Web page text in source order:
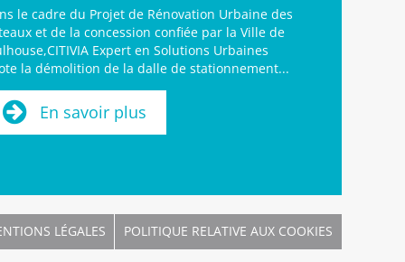
le cadre du Projet de Rénovation Urbaine des
et de la concession confiée par la Ville de
Expert en Solutions Urbaines
la démolition de la dalle de stationnement...
En savoir plus
LÉGALES POLITIQUE RELATIVE AUX COOKIES